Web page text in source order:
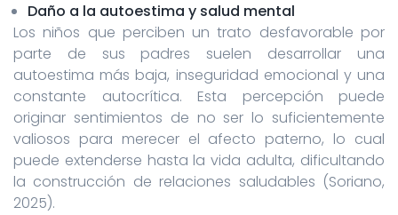
Daño a la autoestima y salud mental
Los niños que perciben un trato desfavorable por
parte de sus padres suelen desarrollar una
autoestima más baja, inseguridad emocional y una
constante autocrítica. Esta percepción puede
originar sentimientos de no ser lo suficientemente
valiosos para merecer el afecto paterno, lo cual
puede extenderse hasta la vida adulta, dificultando
la construcción de relaciones saludables (Soriano,
2025).